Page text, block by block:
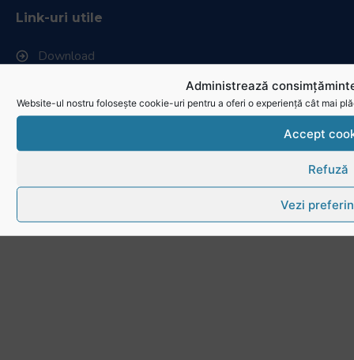
Administrează
Website-ul nostru folosește cookie-uri pentru a oferi o experiență cât mai
Accept
Refuză
Vezi
Link-uri utile
Download